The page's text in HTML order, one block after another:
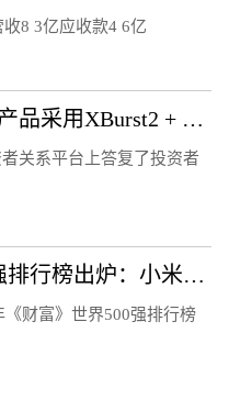
8 3亿应收款4 6亿
北京君正董秘回复：该款产品采用XBurst2 + NPU，已量产销售
关系平台上答复了投资者
2023年《财富》世界500强排行榜出炉：小米连续5年上榜 雷军感谢
财富》世界500强排行榜